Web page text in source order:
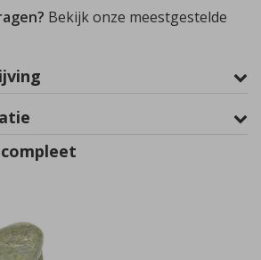
Bekijk onze meestgestelde